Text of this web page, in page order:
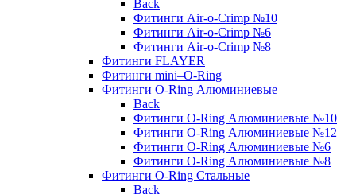
Back
Фитинги Air-o-Crimp №10
Фитинги Air-o-Crimp №6
Фитинги Air-o-Crimp №8
Фитинги FLAYER
Фитинги mini–O-Ring
Фитинги O-Ring Алюминиевые
Back
Фитинги O-Ring Алюминиевые №10
Фитинги O-Ring Алюминиевые №12
Фитинги O-Ring Алюминиевые №6
Фитинги O-Ring Алюминиевые №8
Фитинги O-Ring Стальные
Back